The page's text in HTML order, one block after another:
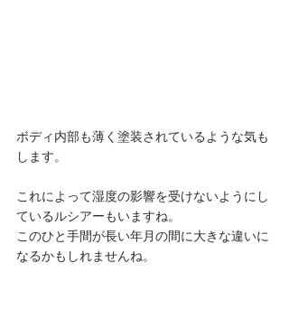
ボディ内部も薄く塗装されているような気も
します。
これによって湿度の影響を受けないようにし
ているルシアーもいますね。
このひと手間が長い年月の間に大きな違いに
なるかもしれませんね。